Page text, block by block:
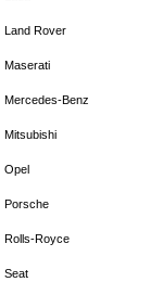
Land Rover
Maserati
Mercedes-Benz
Mitsubishi
Opel
Porsche
Rolls-Royce
Seat